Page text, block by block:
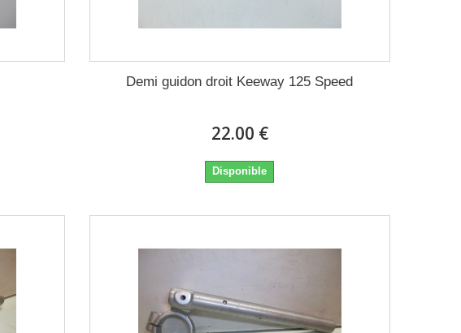
Demi guidon droit Keeway 125 Speed
22.00 €
Disponible